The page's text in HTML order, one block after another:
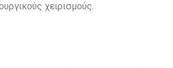
χειρισμούς.